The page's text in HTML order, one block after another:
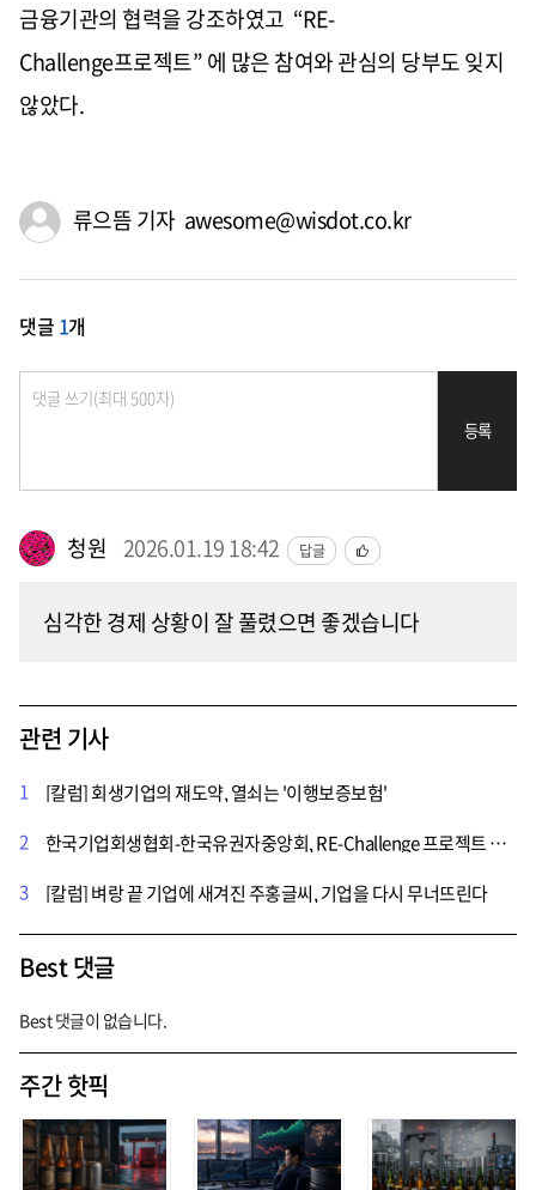
금융기관의 협력을 강조하였고 “RE-
Challenge프로젝트” 에 많은 참여와 관심의 당부도 잊지
않았다.
류으뜸 기자 awesome@wisdot.co.kr
댓글 1개
등록
청원 2026.01.19 18:42 답글
심각한 경제 상황이 잘 풀렸으면 좋겠습니다
관련 기사
1
[칼럼] 회생기업의 재도약, 열쇠는 '이행보증보험'
2
한국기업회생협회-한국유권자중앙회, RE-Challenge 프로젝트 위한 전략적 MOU 체결
3
[칼럼] 벼랑 끝 기업에 새겨진 주홍글씨, 기업을 다시 무너뜨린다
Best 댓글
Best 댓글이 없습니다.
주간 핫픽